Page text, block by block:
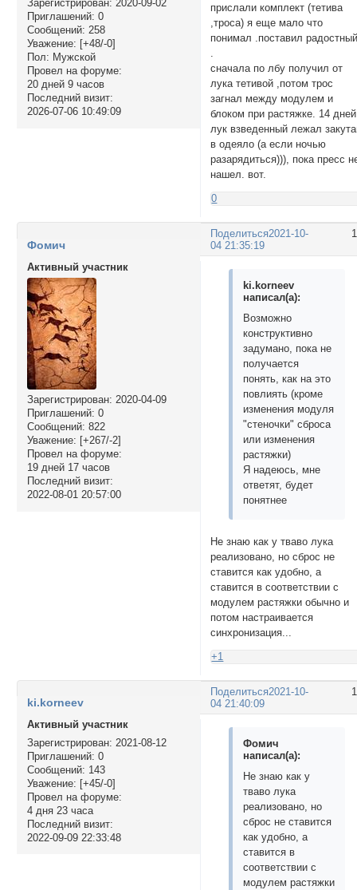
Зарегистрирован: 2020-09-02
Приглашений: 0
Сообщений: 258
Уважение: [+48/-0]
Пол: Мужской
Провел на форуме:
20 дней 9 часов
Последний визит:
2026-07-06 10:49:09
прислали комплект (тетива
,троса) я еще мало что
понимал .поставил
.
сначала по лбу получил от
лука тетивой ,потом трос
загнал между модулем и
блоком при растяжке. 14 дней
лук взведенный лежал
в одеяло (а если ночью
разарядиться))), пока пресс
нашел. вот.
0
Поделиться2021-10-
04 21:35:19
Фомич
Активный участник
Зарегистрирован: 2020-04-09
Приглашений: 0
Сообщений: 822
Уважение: [+267/-2]
Провел на форуме:
19 дней 17 часов
Последний визит:
2022-08-01 20:57:00
ki.korneev
написал(а):
Возможно
конструктивно
задумано, пока не
получается
понять, как на это
повлиять (кроме
изменения модуля
"стеночки" сброса
или изменения
растяжки)
Я надеюсь, мне
ответят, будет
понятнее
Не знаю как у тваво лука
реализовано, но сброс не
ставится как удобно, а
ставится в соответствии с
модулем растяжки обычно и
потом настраивается
синхронизация...
+1
Поделиться2021-10-
04 21:40:09
ki.korneev
Активный участник
Зарегистрирован: 2021-08-12
Приглашений: 0
Сообщений: 143
Уважение: [+45/-0]
Провел на форуме:
4 дня 23 часа
Последний визит:
2022-09-09 22:33:48
Фомич
написал(а):
Не знаю как у
тваво лука
реализовано, но
сброс не ставится
как удобно, а
ставится в
соответствии с
модулем растяжки